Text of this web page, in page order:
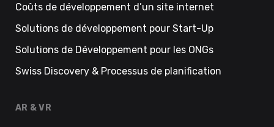
Coûts de développement d’un site internet
Solutions de développement pour Start-Up
Solutions de Développement pour les ONGs
Swiss Discovery & Processus de planification
AR & VR